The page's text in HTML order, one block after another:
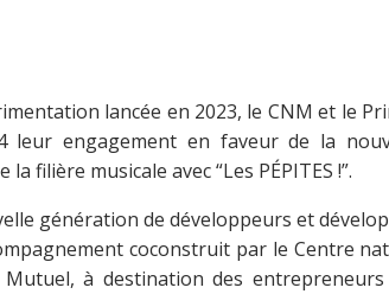
lancée en 2023, le CNM et le
leur engagement en faveur de la
filière musicale avec “Les PÉPITES !”.
génération de développeurs et
coconstruit par le Centre
à destination des